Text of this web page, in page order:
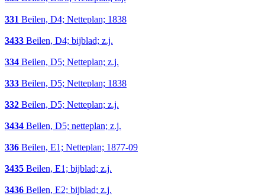
331 Beilen, D4; Netteplan; 1838
3433 Beilen, D4; bijblad; z.j.
334 Beilen, D5; Netteplan; z.j.
333 Beilen, D5; Netteplan; 1838
332 Beilen, D5; Netteplan; z.j.
3434 Beilen, D5; netteplan; z.j.
336 Beilen, E1; Netteplan; 1877-09
3435 Beilen, E1; bijblad; z.j.
3436 Beilen, E2; bijblad; z.j.